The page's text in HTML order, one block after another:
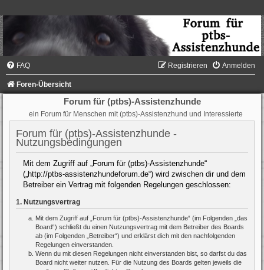
FAQ Anmelden
Registrieren
Foren-Übersicht
Forum für (ptbs)-Assistenzhunde
ein Forum für Menschen mit (ptbs)-Assistenzhund und Interessierte
Forum für (ptbs)-Assistenzhunde -
Nutzungsbedingungen
Mit dem Zugriff auf „Forum für (ptbs)-Assistenzhunde“
(„http://ptbs-assistenzhundeforum.de“) wird zwischen dir und dem
Betreiber ein Vertrag mit folgenden Regelungen geschlossen:
1. Nutzungsvertrag
Mit dem Zugriff auf „Forum für (ptbs)-Assistenzhunde“ (im Folgenden „das
Board“) schließt du einen Nutzungsvertrag mit dem Betreiber des Boards
ab (im Folgenden „Betreiber“) und erklärst dich mit den nachfolgenden
Regelungen einverstanden.
Wenn du mit diesen Regelungen nicht einverstanden bist, so darfst du das
Board nicht weiter nutzen. Für die Nutzung des Boards gelten jeweils die